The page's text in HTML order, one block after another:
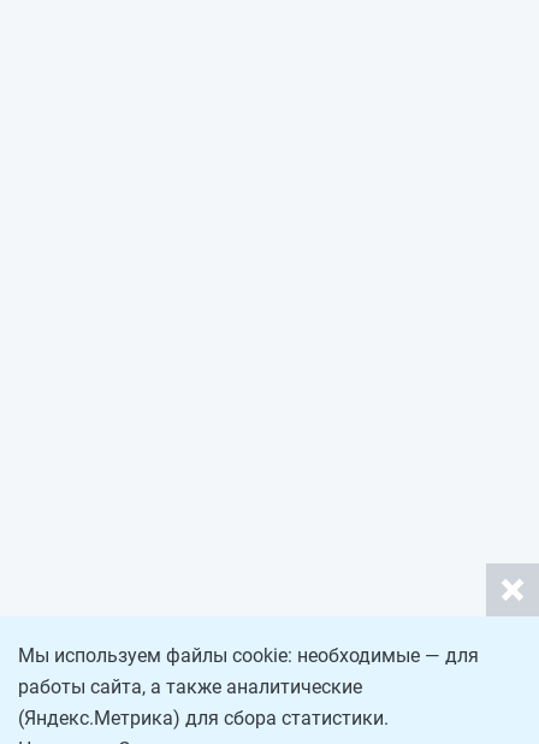
Мы используем файлы cookie: необходимые — для
работы сайта, а также аналитические
(Яндекс.Метрика) для сбора статистики.